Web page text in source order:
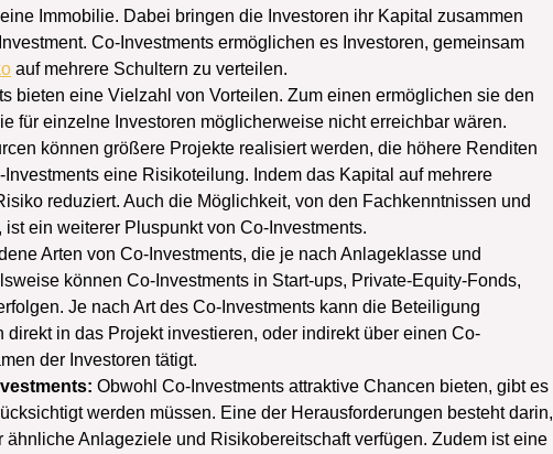
Immobilie. Dabei bringen die Investoren ihr Kapital zusammen
Co-Investments ermöglichen es Investoren, gemeinsam
auf mehrere Schultern zu verteilen.
bieten eine Vielzahl von Vorteilen. Zum einen ermöglichen sie den
für einzelne Investoren möglicherweise nicht erreichbar wären.
können größere Projekte realisiert werden, die höhere Renditen
eine Risikoteilung. Indem das Kapital auf mehrere
reduziert. Auch die Möglichkeit, von den Fachkenntnissen und
ein weiterer Pluspunkt von Co-Investments.
Arten von Co-Investments, die je nach Anlageklasse und
können Co-Investments in Start-ups, Private-Equity-Fonds,
Je nach Art des Co-Investments kann die Beteiligung
in das Projekt investieren, oder indirekt über einen Co-
der Investoren tätigt.
Obwohl Co-Investments attraktive Chancen bieten, gibt es
werden müssen. Eine der Herausforderungen besteht darin,
Anlageziele und Risikobereitschaft verfügen. Zudem ist eine